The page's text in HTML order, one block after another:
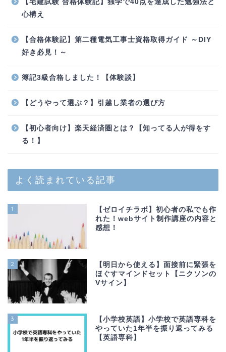
【宅建試験 合格体験記】独学で40点を達成した勉強法と
心構え
【合格体験記】第二種電気工事士資格取得ガイド ～DIY
好き必見！～
簿記3級合格しました！【体験談】
【どうやって選ぶ？】引越し業者の選び方
【初心者向け】楽天経済圏とは？【知ってる人が得をす
る！】
よく読まれている記事
1
【ゼロイチラボ】初心者の私でも作
れた！webサイト制作講座の内容と
感想！
2
【明日から使える】面接前に緊張を
ほぐすマインドセット【ニクソンの
Vサイン】
3
【小学校英語】小学校で英語専科を
やっていた1年半を振り返ってみる
【英語専科】